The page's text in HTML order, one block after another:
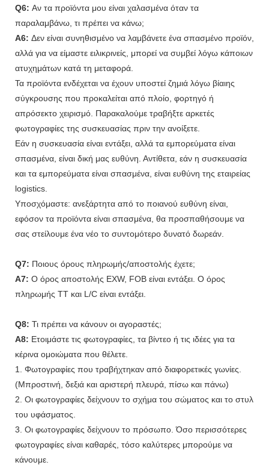
Q6: Αν τα προϊόντα μου είναι χαλασμένα όταν τα
παραλαμβάνω, τι πρέπει να κάνω;
A6: Δεν είναι συνηθισμένο να λαμβάνετε ένα σπασμένο προϊόν,
αλλά για να είμαστε ειλικρινείς, μπορεί να συμβεί λόγω κάποιων
ατυχημάτων κατά τη μεταφορά.
Τα προϊόντα ενδέχεται να έχουν υποστεί ζημιά λόγω βίαιης
σύγκρουσης που προκαλείται από πλοίο, φορτηγό ή
απρόσεκτο χειρισμό. Παρακαλούμε τραβήξτε αρκετές
φωτογραφίες της συσκευασίας πριν την ανοίξετε.
Εάν η συσκευασία είναι εντάξει, αλλά τα εμπορεύματα είναι
σπασμένα, είναι δική μας ευθύνη. Αντίθετα, εάν η συσκευασία
και τα εμπορεύματα είναι σπασμένα, είναι ευθύνη της εταιρείας
logistics.
Υποσχόμαστε: ανεξάρτητα από το ποιανού ευθύνη είναι,
εφόσον τα προϊόντα είναι σπασμένα, θα προσπαθήσουμε να
σας στείλουμε ένα νέο το συντομότερο δυνατό δωρεάν.
Q7: Ποιους όρους πληρωμής/αποστολής έχετε;
A7: Ο όρος αποστολής EXW, FOB είναι εντάξει. Ο όρος
πληρωμής TT και L/C είναι εντάξει.
Q8: Τι πρέπει να κάνουν οι αγοραστές;
A8: Ετοιμάστε τις φωτογραφίες, τα βίντεο ή τις ιδέες για τα
κέρινα ομοιώματα που θέλετε.
1. Φωτογραφίες που τραβήχτηκαν από διαφορετικές γωνίες.
(Μπροστινή, δεξιά και αριστερή πλευρά, πίσω και πάνω)
2. Οι φωτογραφίες δείχνουν το σχήμα του σώματος και το στυλ
του υφάσματος.
3. Οι φωτογραφίες δείχνουν το πρόσωπο. Όσο περισσότερες
φωτογραφίες είναι καθαρές, τόσο καλύτερες μπορούμε να
κάνουμε.